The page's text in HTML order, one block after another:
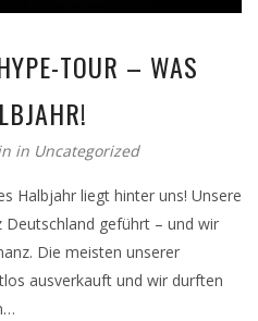
TOUR – WAS
in Uncategorized
Halbjahr liegt hinter uns! Unsere
Deutschland geführt – und wir
Die meisten unserer
ausverkauft und wir durften